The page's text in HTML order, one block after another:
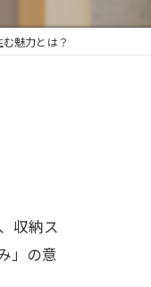
魅力とは？
収納ス
」の意